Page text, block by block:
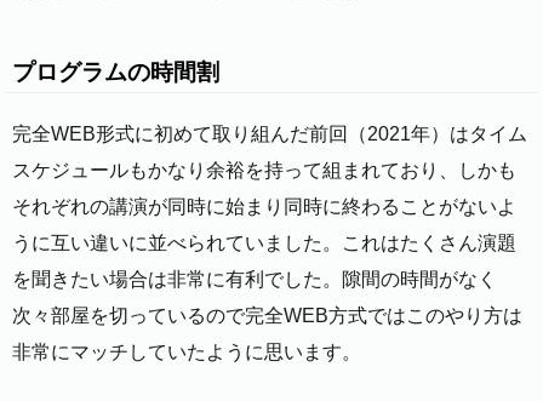
プログラムの時間割
完全WEB形式に初めて取り組んだ前回（2021年）はタイム
スケジュールもかなり余裕を持って組まれており、しかも
それぞれの講演が同時に始まり同時に終わることがないよ
うに互い違いに並べられていました。これはたくさん演題
を聞きたい場合は非常に有利でした。隙間の時間がなく
次々部屋を切っているので完全WEB方式ではこのやり方は
非常にマッチしていたように思います。